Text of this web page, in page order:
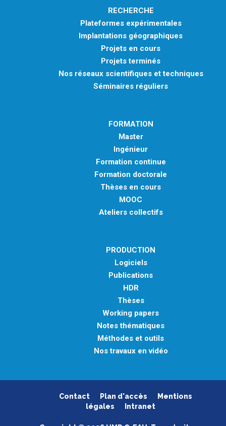
RECHERCHE
Plateformes expérimentales
Implantations géographiques
Projets en cours
Projets terminés
Nos réseaux scientifiques et techniques
Séminaires réguliers
FORMATION
Master
Ingénieur
Formation continue
Formation doctorale
Thèses en cours
MOOC
Ateliers collectifs
PRODUCTION
Logiciels
Publications
HDR
Thèses
Working papers
Notes thématiques
Méthodes et outils
Nos travaux en vidéo
Contact Plan d'accès
Mentions
légales
Intranet